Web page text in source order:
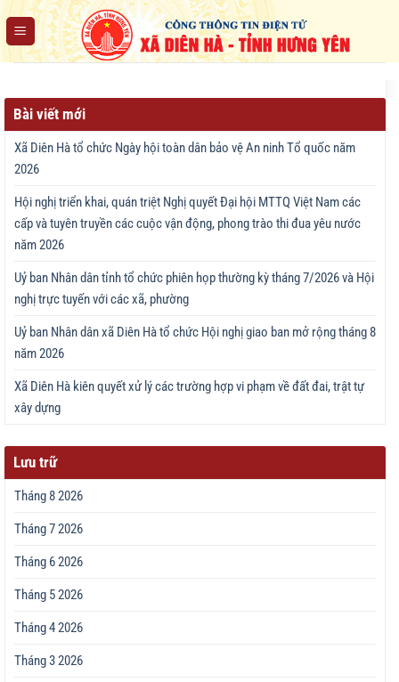
Chuyển
đến
nội
Bài viết mới
Xã Diên Hà tổ chức Ngày hội toàn dân bảo vệ An ninh Tổ quốc năm
2026
Hội nghị triển khai, quán triệt Nghị quyết Đại hội MTTQ Việt Nam các
cấp và tuyên truyền các cuộc vận động, phong trào thi đua yêu nước
năm 2026
Uỷ ban Nhân dân tỉnh tổ chức phiên họp thường kỳ tháng 7/2026 và Hội
nghị trực tuyến với các xã, phường
Uỷ ban Nhân dân xã Diên Hà tổ chức Hội nghị giao ban mở rộng tháng 8
năm 2026
Xã Diên Hà kiên quyết xử lý các trường hợp vi phạm về đất đai, trật tự
xây dựng
Lưu trữ
Tháng 8 2026
Tháng 7 2026
Tháng 6 2026
Tháng 5 2026
Tháng 4 2026
Tháng 3 2026